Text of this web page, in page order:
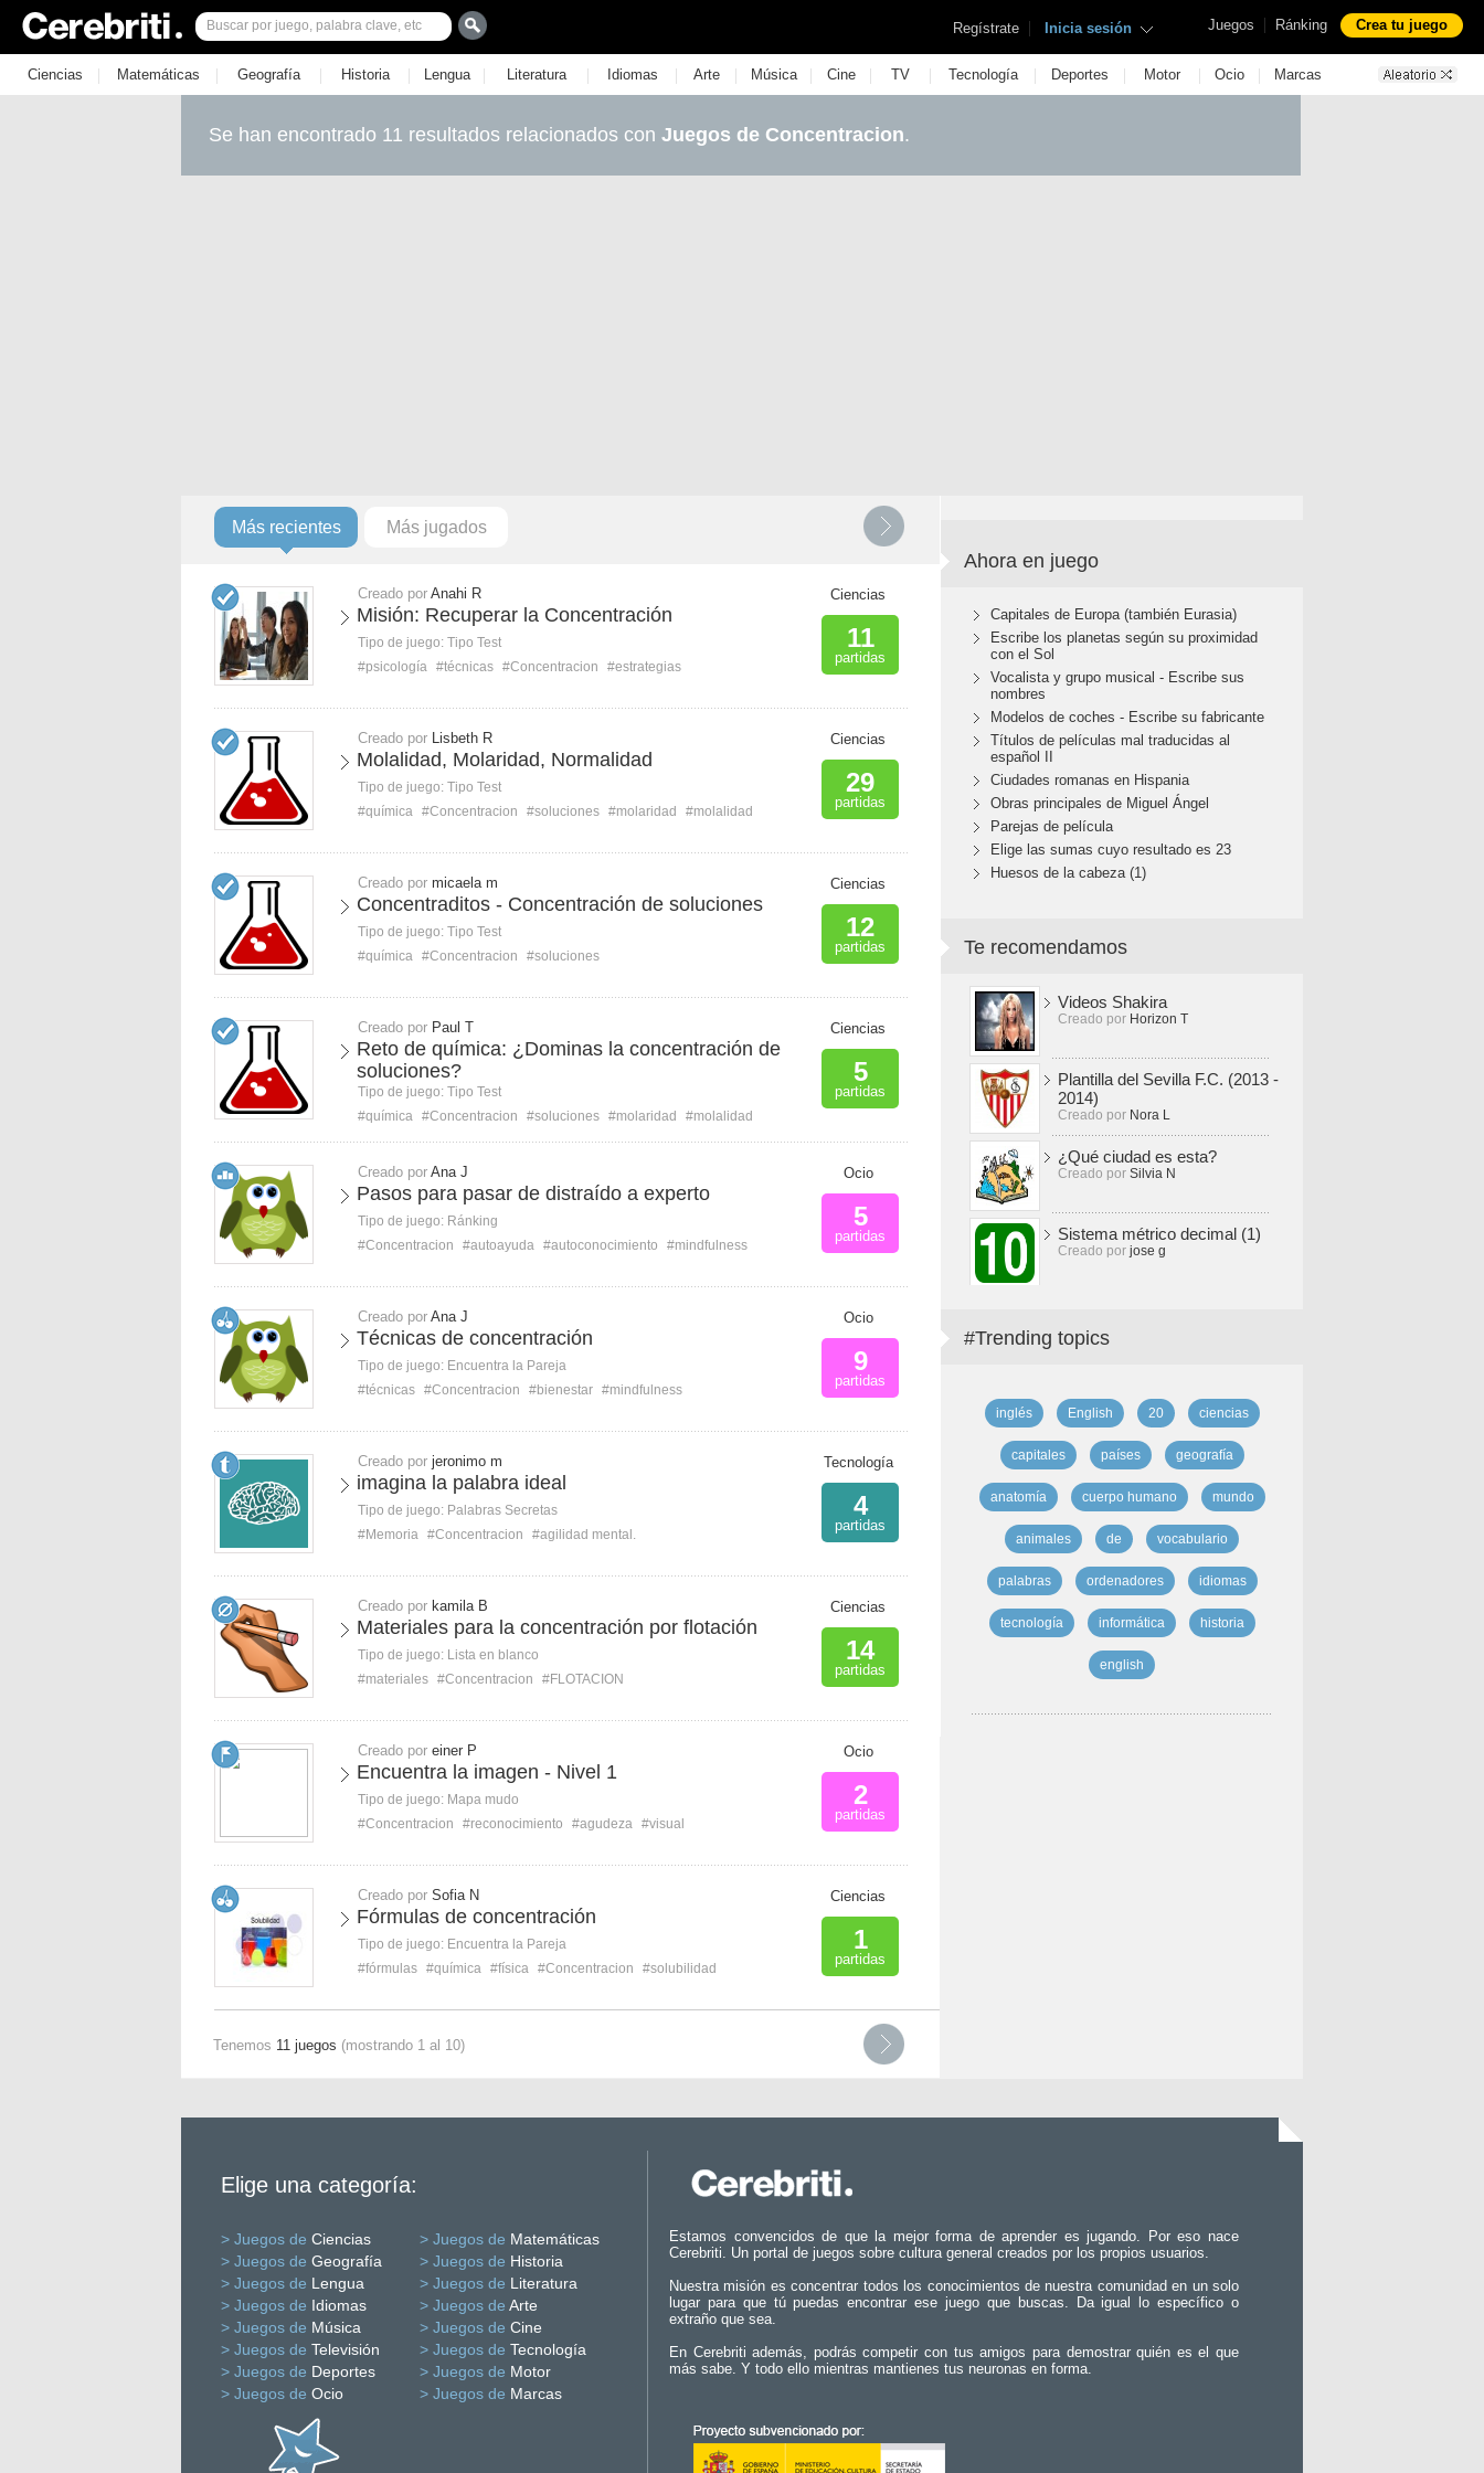
Juegos | Ránking Crea tu juego
Regístrate | Inicia sesión
Ciencias | Matemáticas | Geografía | Historia | Lengua | Literatura | Idiomas | Arte | Música | Cine | TV | Tecnología | Deportes | Motor | Ocio | Marcas
Se han encontrado 11 resultados relacionados con Juegos de Concentracion.
Más recientes Más jugados
Creado por Anahi R
Misión: Recuperar la Concentración
Tipo de juego: Tipo Test
#psicología #técnicas #Concentracion #estrategias
Ciencias
11
partidas
Creado por Lisbeth R
Molalidad, Molaridad, Normalidad
Tipo de juego: Tipo Test
#química #Concentracion #soluciones #molaridad #molalidad
Ciencias
29
partidas
Creado por micaela m
Concentraditos - Concentración de soluciones
Tipo de juego: Tipo Test
#química #Concentracion #soluciones
Ciencias
12
partidas
Creado por Paul T
Reto de química: ¿Dominas la concentración de
soluciones?
Tipo de juego: Tipo Test
#química #Concentracion #soluciones #molaridad #molalidad
Ciencias
5
partidas
Creado por Ana J
Pasos para pasar de distraído a experto
Tipo de juego: Ránking
#Concentracion
#autoayuda #autoconocimiento #mindfulness
Ocio
5
partidas
Creado por Ana J
Técnicas de concentración
Tipo de juego: Encuentra la Pareja
#técnicas #Concentracion #bienestar #mindfulness
Ocio
9
partidas
Creado por jeronimo m
imagina la palabra ideal
Tipo de juego: Palabras Secretas
#Memoria #Concentracion #agilidad mental.
Tecnología
4
partidas
Creado por kamila B
Materiales para la concentración por flotación
Tipo de juego: Lista en blanco
#materiales #Concentracion #FLOTACION
Ciencias
14
partidas
Creado por einer P
Encuentra la imagen - Nivel 1
Tipo de juego: Mapa mudo
#Concentracion
#reconocimiento #agudeza #visual
Ocio
2
partidas
Creado por Sofia N
Fórmulas de concentración
Tipo de juego: Encuentra la Pareja
#fórmulas #química #física #Concentracion #solubilidad
Ciencias
1
partidas
Tenemos 11 juegos (mostrando 1 al 10)
Ahora en juego
Capitales de Europa (también Eurasia)
Escribe los planetas según su proximidad
con el Sol
Vocalista y grupo musical - Escribe sus
nombres
Modelos de coches - Escribe su fabricante
Títulos de películas mal traducidas al
español II
Ciudades romanas en Hispania
Obras principales de Miguel Ángel
Parejas de película
Elige las sumas cuyo resultado es 23
Huesos de la cabeza (1)
Te recomendamos
Videos Shakira
Creado por Horizon T
Plantilla del Sevilla F.C. (2013 -
2014)
Creado por Nora L
¿Qué ciudad es esta?
Creado por Silvia N
Sistema métrico decimal (1)
Creado por jose g
#Trending topics
inglés English 20 ciencias
capitales países geografía
anatomía cuerpo humano mundo
animales de vocabulario
palabras ordenadores idiomas
tecnología informática historia
english
Elige una categoría:
> Juegos de Ciencias > Juegos de Matemáticas
> Juegos de Geografía > Juegos de Historia
> Juegos de Lengua > Juegos de Literatura
> Juegos de Idiomas > Juegos de Arte
> Juegos de Música > Juegos de Cine
> Juegos de Televisión > Juegos de Tecnología
> Juegos de Deportes > Juegos de Motor
> Juegos de Ocio > Juegos de Marcas
Estamos convencidos de que la mejor forma de aprender es jugando. Por eso nace
Cerebriti. Un portal de juegos sobre cultura general creados por los propios usuarios.
Nuestra misión es concentrar todos los conocimientos de nuestra comunidad en un solo
lugar para que tú puedas encontrar ese juego que buscas. Da igual lo específico o
extraño que sea.
En Cerebriti además, podrás competir con tus amigos para demostrar quién es el que
más sabe. Y todo ello mientras mantienes tus neuronas en forma.